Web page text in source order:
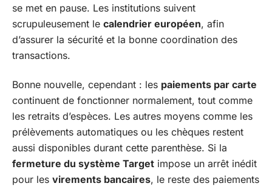
se met en pause. Les institutions suivent
scrupuleusement le calendrier européen, afin
d’assurer la sécurité et la bonne coordination des
transactions.
Bonne nouvelle, cependant : les paiements par carte
continuent de fonctionner normalement, tout comme
les retraits d’espèces. Les autres moyens comme les
prélèvements automatiques ou les chèques restent
aussi disponibles durant cette parenthèse. Si la
fermeture du système Target impose un arrêt inédit
pour les virements bancaires, le reste des paiements